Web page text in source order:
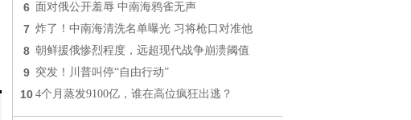
6 面对俄公开羞辱 中南海鸦雀无声
7 炸了！中南海清洗名单曝光 习将枪口对准他
8 朝鲜援俄惨烈程度，远超现代战争崩溃阈值
9 突发！川普叫停“自由行动”
10 4个月蒸发9100亿，谁在高位疯狂出逃？